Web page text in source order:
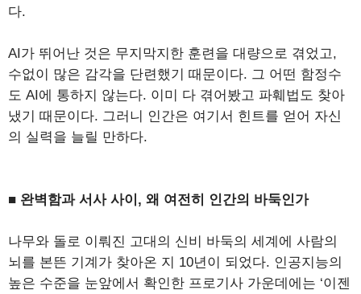
다.
AI가 뛰어난 것은 무지막지한 훈련을 대량으로 겪었고,
수없이 많은 감각을 단련했기 때문이다. 그 어떤 함정수
도 AI에 통하지 않는다. 이미 다 겪어봤고 파훼법도 찾아
냈기 때문이다. 그러니 인간은 여기서 힌트를 얻어 자신
의 실력을 늘릴 만하다.
■ 완벽함과 서사 사이, 왜 여전히 인간의 바둑인가
나무와 돌로 이뤄진 고대의 신비 바둑의 세계에 사람의
뇌를 본뜬 기계가 찾아온 지 10년이 되었다. 인공지능의
높은 수준을 눈앞에서 확인한 프로기사 가운데에는 ‘이젠